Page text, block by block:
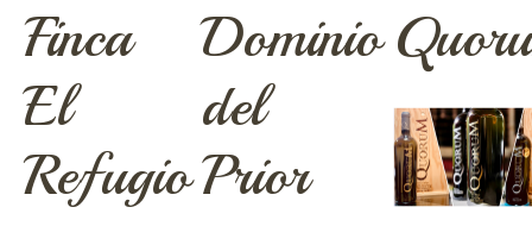
Finca
El
Refugio
Dominio
del
Prior